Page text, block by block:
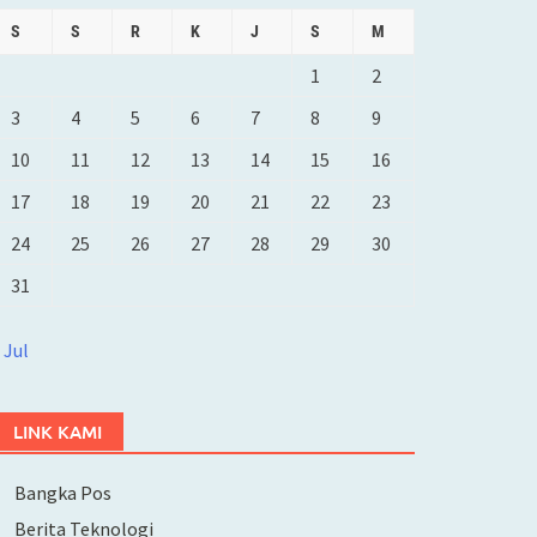
S S R K J S M
1
2
3
4 5 6 7 8
9
10
11 12 13 14 15
16
17
18 19 20 21 22
23
24
25 26 27 28 29
30
31
Jul
LINK KAMI
Bangka Pos
Berita Teknologi